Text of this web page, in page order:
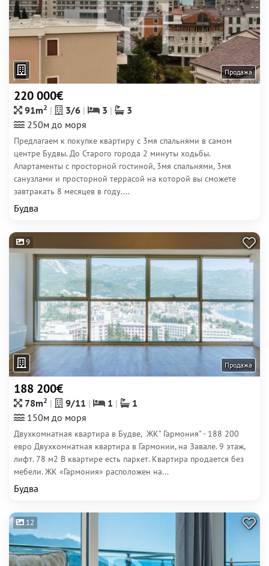
Продажа
220 000€
91m2 3/6 3
3
250м до моря
Предлагаем к покупке квартиру с 3мя спальнями в самом
центре Будвы. До Старого города 2 минуты ходьбы.
Апартаменты с просторной гостиной, 3мя спальнями, 3мя
санузлами и просторной террасой на которой вы сможете
завтракать 8 месяцев в году....
Будва
9
Продажа
188 200€
78m2 9/11 1
1
150м до моря
Двухкомнатная квартира в Будве, ЖК" Гармония" - 188 200
евро Двухкомнатная квартира в Гармонии, на Завале. 9 этаж,
лифт. 78 м2 В квартире есть паркет. Квартира продается без
мебели. ЖК «Гармония» расположен на...
Будва
12